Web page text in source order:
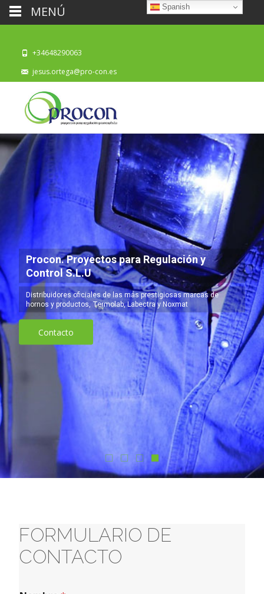
+34648290063
jesus.ortega@pro-con.es
Procon. Proyectos para Regulación y
Control S.L.U
Distribuidores oficiales de las más prestigiosas marcas de
hornos y productos, Termolab, Labectra y Noxmat
Contacto
FORMULARIO DE
CONTACTO
Spanish
MENÚ